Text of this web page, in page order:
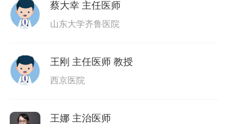
蔡大幸 主任医师
山东大学齐鲁医院
王刚 主任医师 教授
西京医院
王娜 主治医师